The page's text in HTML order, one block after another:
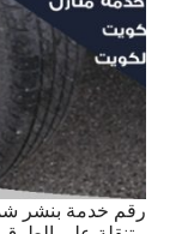
رقم خدمة بنشر